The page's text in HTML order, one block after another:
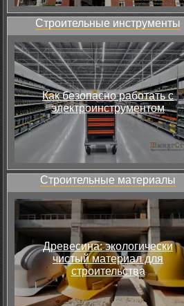
Строительные инструменты
Как безопасно работать с
электроинструментом
Строительные материалы
Древесина: экологически
чистый материал для
строительства